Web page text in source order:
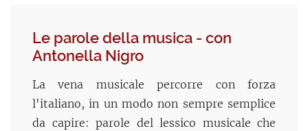
Le parole della musica - con
Antonella Nigro
La vena musicale percorre con forza
l'italiano, in un modo non sempre semplice
da capire: parole del lessico musicale che